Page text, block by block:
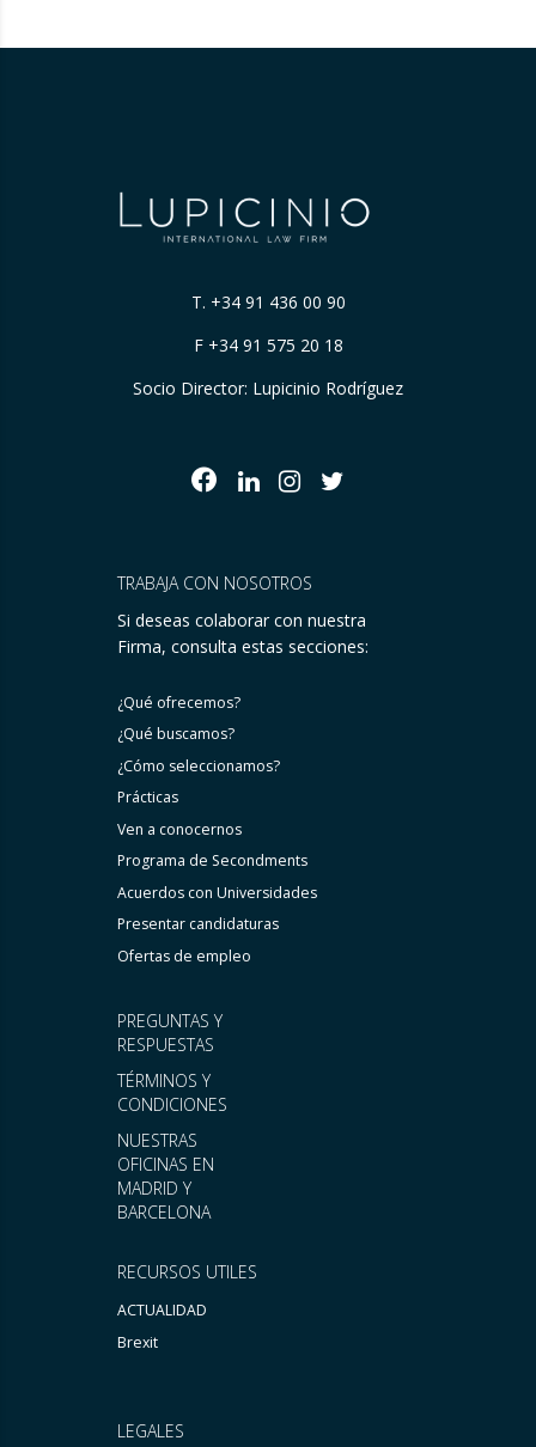
T. +34 91 436 00 90
F +34 91 575 20 18
Socio Director: Lupicinio Rodríguez
RECURSOS UTILES
ACTUALIDAD
Brexit
PREGUNTAS Y
RESPUESTAS
TÉRMINOS Y
CONDICIONES
NUESTRAS
OFICINAS EN
MADRID Y
BARCELONA
TRABAJA CON NOSOTROS
Si deseas colaborar con nuestra
Firma, consulta estas secciones:
¿Qué ofrecemos?
¿Qué buscamos?
¿Cómo seleccionamos?
Prácticas
Ven a conocernos
Programa de Secondments
Acuerdos con Universidades
Presentar candidaturas
Ofertas de empleo
LEGALES